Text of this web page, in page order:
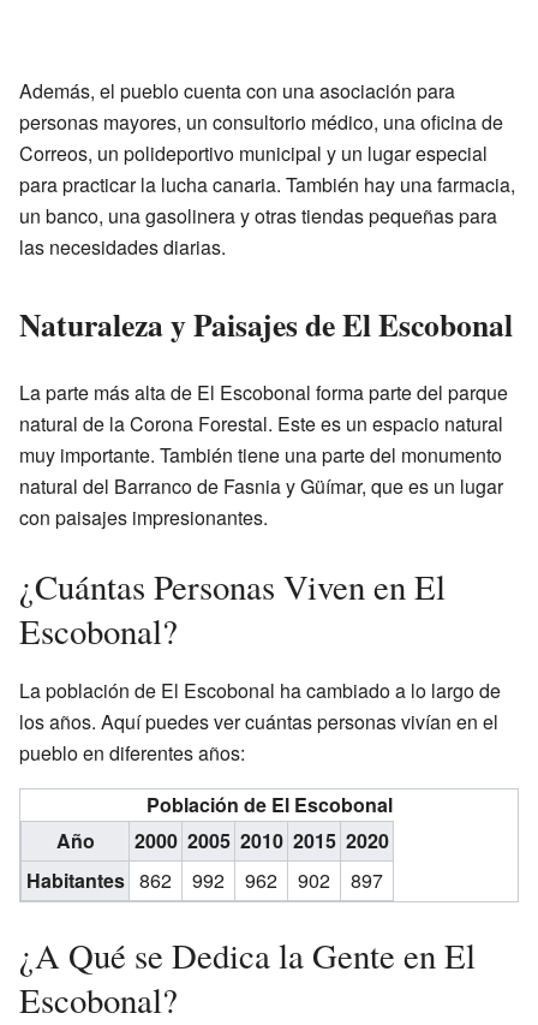
Además, el pueblo cuenta con una asociación para
personas mayores, un consultorio médico, una oficina de
Correos, un polideportivo municipal y un lugar especial
para practicar la lucha canaria. También hay una farmacia,
un banco, una gasolinera y otras tiendas pequeñas para
las necesidades diarias.
Naturaleza y Paisajes de El Escobonal
La parte más alta de El Escobonal forma parte del parque
natural de la Corona Forestal. Este es un espacio natural
muy importante. También tiene una parte del monumento
natural del Barranco de Fasnia y Güímar, que es un lugar
con paisajes impresionantes.
¿Cuántas Personas Viven en El
Escobonal?
La población de El Escobonal ha cambiado a lo largo de
los años. Aquí puedes ver cuántas personas vivían en el
pueblo en diferentes años:
Población de El Escobonal
Año
2000 2005 2010 2015 2020
Habitantes 862 992 962 902 897
¿A Qué se Dedica la Gente en El
Escobonal?